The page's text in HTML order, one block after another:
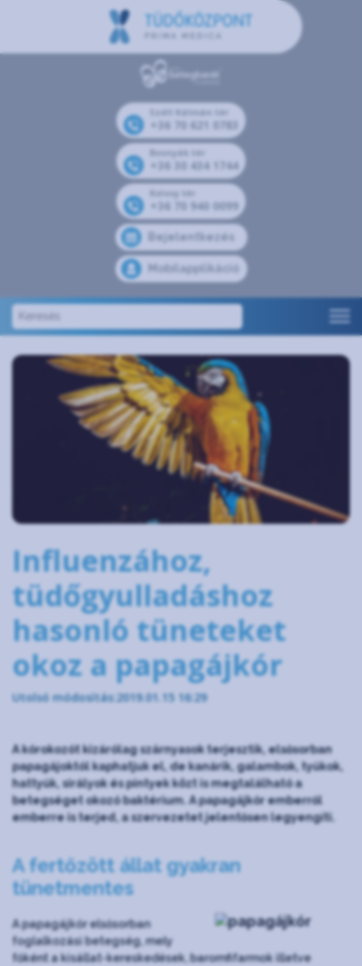
Széll Kálmán tér
+36 70 621 0783
Bosnyák tér
+36 30 434 1744
Kolosy tér
+36 70 940 0099
Bejelentkezés
Mobilapplikáció
Influenzához,
tüdőgyulladáshoz
hasonló tüneteket
okoz a papagájkór
Utolsó módosítás:2019.01.15 16:29
A kórokozót kizárólag szárnyasok terjesztik, elsősorban
papagájoktól kaphatjuk el, de kanárik, galambok, tyúkok,
hattyúk, sirályok és pintyek közt is megtalálható a
betegséget okozó baktérium. A papagájkór emberről
emberre is terjed, a szervezetet jelentősen legyengíti.
A fertőzött állat gyakran
tünetmentes
A papagájkór elsősorban
foglalkozási betegség, mely
főként a kisállat-kereskedések, baromfifarmok illetve